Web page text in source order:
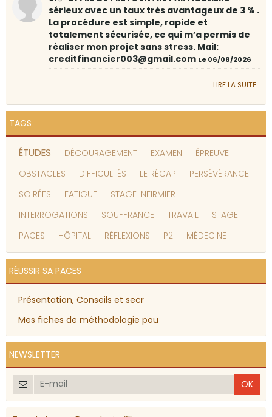
sérieux avec un taux très avantageux de 3 % .
La procédure est simple, rapide et
totalement sécurisée, ce qui m’a permis de
réaliser mon projet sans stress. Mail:
creditfinancier003@gmail.com Le 06/08/2026
LIRE LA SUITE
TAGS
ÉTUDES DÉCOURAGEMENT EXAMEN
ÉPREUVE
OBSTACLES
DIFFICULTÉS LE RÉCAP
PERSÉVÉRANCE
SOIRÉES
FATIGUE
STAGE INFIRMIER
INTERROGATIONS
SOUFFRANCE TRAVAIL
STAGE
PACES
HÔPITAL RÉFLEXIONS P2 MÉDECINE
RÉUSSIR SA PACES
Présentation, Conseils et secr
Mes fiches de méthodologie pou
NEWSLETTER
OK